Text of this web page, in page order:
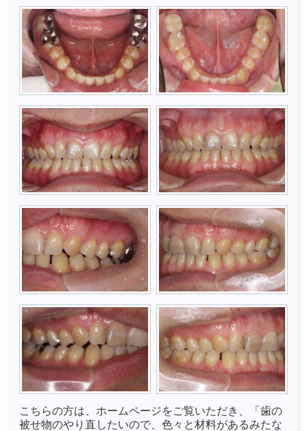
こちらの方は、ホームページをご覧いただき、「歯の
被せ物のやり直したいので、色々と材料があるみたな